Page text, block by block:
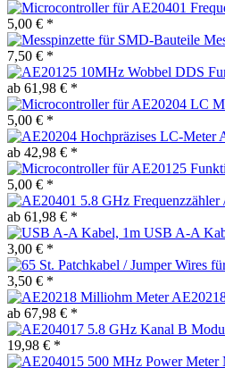
5,00 € *
7,50 € *
ab 61,98 € *
5,00 € *
ab 42,98 € *
5,00 € *
ab 61,98 € *
USB A-A
3,00 € *
3,50 € *
ab 67,98 € *
19,98 € *